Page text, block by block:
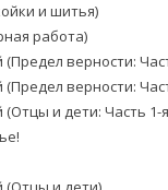
и шитья)
работа)
верности:
верности:
и дети: Часть 1-